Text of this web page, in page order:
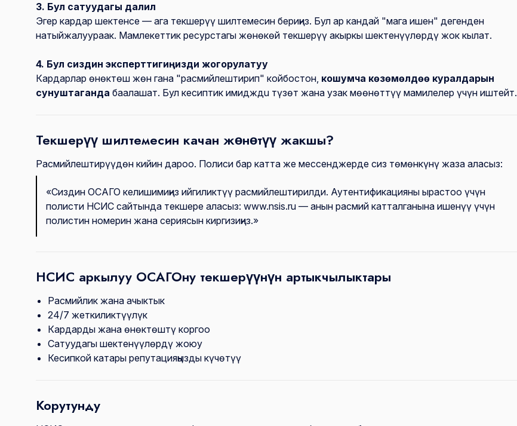
3. Бул сатуудагы далил
Эгер кардар шектенсе — ага текшерүү шилтемесин бериңиз. Бул ар кандай "мага ишен" дегенден
натыйжалуураак. Мамлекеттик ресурстагы жөнөкөй текшерүү акыркы шектенүүлөрдү жок кылат.
4. Бул сиздин эксперттигиңизди жогорулатуу
Кардарлар өнөктөш жөн гана "расмийлештирип" койбостон, кошумча көзөмөлдөө куралдарын
сунуштаганда баалашат. Бул кесиптик имидждu түзөт жана узак мөөнөттүү мамилелер үчүн иштейт.
Текшерүү шилтемесин качан жөнөтүү жакшы?
Расмийлештирүүдөн кийин дароо. Полиси бар катта же мессенджерде сиз төмөнкүнү жаза аласыз:
«Сиздин ОСАГО келишимиңиз ийгиликтүү расмийлештирилди. Аутентификацияны ырастоо үчүн
полисти НСИС сайтында текшере аласыз: www.nsis.ru — анын расмий катталганына ишенүү үчүн
полистин номерин жана сериясын киргизиңиз.»
НСИС аркылуу ОСАГОну текшерүүнүн артыкчылыктары
Расмийлик жана ачыктык
24/7 жеткиликтүүлүк
Кардарды жана өнөктөштү коргоо
Сатуудагы шектенүүлөрдү жоюу
Кесипкой катары репутацияңызды күчөтүү
Корутунду